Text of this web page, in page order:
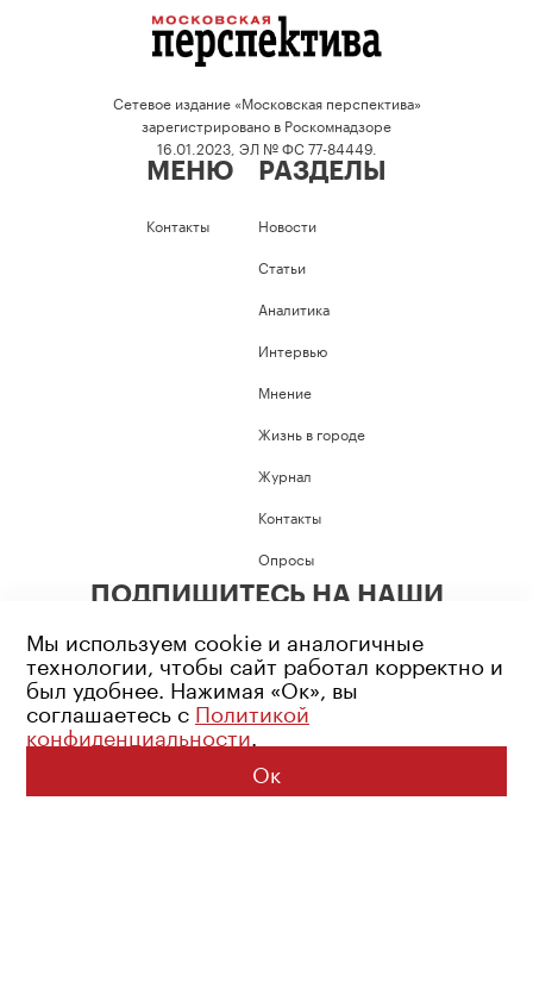
Сетевое издание «Московская перспектива»
зарегистрировано в Роскомнадзоре
16.01.2023, ЭЛ № ФС 77-84449.
МЕНЮ
Контакты
РАЗДЕЛЫ
Новости
Статьи
Аналитика
Интервью
Мнение
Жизнь в городе
Журнал
Контакты
Опросы
ПОДПИШИТЕСЬ НА НАШИ
Возрастное ограничение: 16+
Политика конфиденциальности
© 2026 Все права защищены
Мы используем cookie и аналогичные
технологии, чтобы сайт работал корректно и
был удобнее. Нажимая «Ок», вы
соглашаетесь с Политикой
конфиденциальности.
Ок